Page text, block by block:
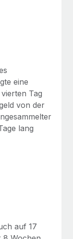
eine
Tag
von der
lang
auf 17